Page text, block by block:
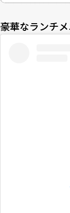
豪華なランチ